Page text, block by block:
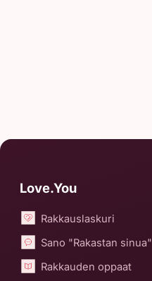
Love.You
Rakkauslaskuri
Sano "Rakastan sinua"
Rakkauden oppaat